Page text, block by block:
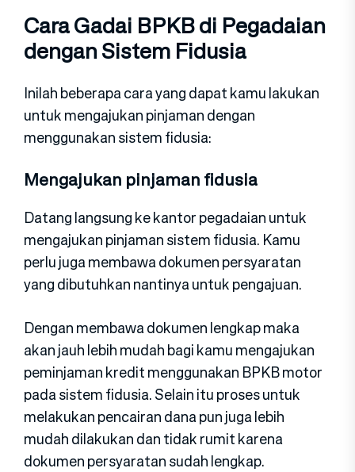
Cara Gadai BPKB di Pegadaian
dengan Sistem Fidusia
Inilah beberapa cara yang dapat kamu lakukan
untuk mengajukan pinjaman dengan
menggunakan sistem fidusia:
Mengajukan pinjaman fidusia
Datang langsung ke kantor pegadaian untuk
mengajukan pinjaman sistem fidusia. Kamu
perlu juga membawa dokumen persyaratan
yang dibutuhkan nantinya untuk pengajuan.
Dengan membawa dokumen lengkap maka
akan jauh lebih mudah bagi kamu mengajukan
peminjaman kredit menggunakan BPKB motor
pada sistem fidusia. Selain itu proses untuk
melakukan pencairan dana pun juga lebih
mudah dilakukan dan tidak rumit karena
dokumen persyaratan sudah lengkap.